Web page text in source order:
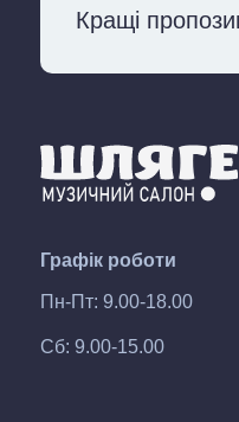
Кращі
Графік роботи
Пн-Пт: 9.00-18.00
Сб: 9.00-15.00